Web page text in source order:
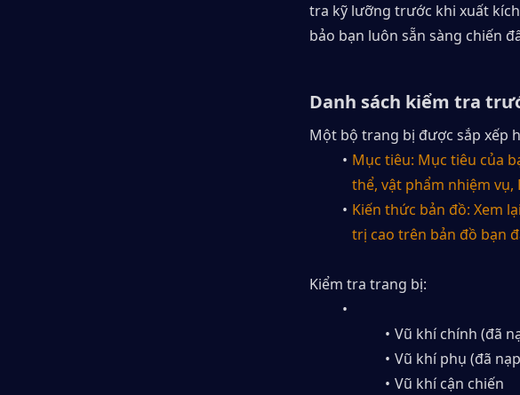
tra kỹ lưỡng trước khi xuất
bảo bạn luôn sẵn sàng chiến
Danh sách kiểm tra
Một bộ trang bị được sắp xếp
Mục tiêu: Mục tiêu của
thể, vật phẩm nhiệm vụ,
Kiến thức bản đồ: Xem
trị cao trên bản đồ bạn
Kiểm tra trang bị:
Vũ khí chính (đã
Vũ khí phụ (đã
Vũ khí cận chiến